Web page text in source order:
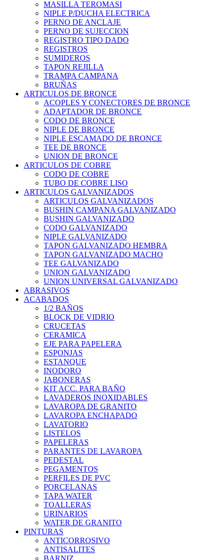
MASILLA TEROMASI
NIPLE P/DUCHA ELECTRICA
PERNO DE ANCLAJE
PERNO DE SUJECCION
REGISTRO TIPO DADO
REGISTROS
SUMIDEROS
TAPON REJILLA
TRAMPA CAMPANA
BRUÑAS
ARTICULOS DE BRONCE
ACOPLES Y CONECTORES DE BRONCE
ADAPTADOR DE BRONCE
CODO DE BRONCE
NIPLE DE BRONCE
NIPLE ESCAMADO DE BRONCE
TEE DE BRONCE
UNION DE BRONCE
ARTICULOS DE COBRE
CODO DE COBRE
TUBO DE COBRE LISO
ARTICULOS GALVANIZADOS
ARTICULOS GALVANIZADOS
BUSHIN CAMPANA GALVANIZADO
BUSHIN GALVANIZADO
CODO GALVANIZADO
NIPLE GALVANIZADO
TAPON GALVANIZADO HEMBRA
TAPON GALVANIZADO MACHO
TEE GALVANIZADO
UNION GALVANIZADO
UNION UNIVERSAL GALVANIZADO
ABRASIVOS
ACABADOS
1/2 BAÑOS
BLOCK DE VIDRIO
CRUCETAS
CERAMICA
EJE PARA PAPELERA
ESPONJAS
ESTANQUE
INODORO
JABONERAS
KIT ACC. PARA BAÑO
LAVADEROS INOXIDABLES
LAVAROPA DE GRANITO
LAVAROPA ENCHAPADO
LAVATORIO
LISTELOS
PAPELERAS
PARANTES DE LAVAROPA
PEDESTAL
PEGAMENTOS
PERFILES DE PVC
PORCELANAS
TAPA WATER
TOALLERAS
URINARIOS
WATER DE GRANITO
PINTURAS
ANTICORROSIVO
ANTISALITES